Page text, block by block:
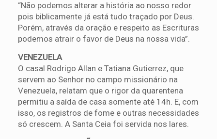
“Não podemos alterar a história ao nosso redor
pois biblicamente já está tudo traçado por Deus.
Porém, através da oração e respeito as Escrituras
podemos atrair o favor de Deus na nossa vida”.
VENEZUELA
O casal Rodrigo Allan e Tatiana Gutierrez, que
servem ao Senhor no campo missionário na
Venezuela, relatam que o rigor da quarentena
permitiu a saída de casa somente até 14h. E, com
isso, os registros de fome e outras necessidades
só crescem. A Santa Ceia foi servida nos lares.